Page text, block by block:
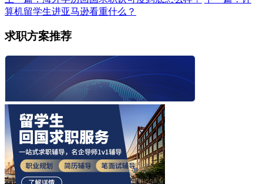
算机留学生进亚马逊看重什么？
求职方案推荐